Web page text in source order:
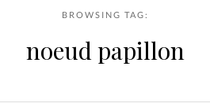
BROWSING TAG:
noeud papillon